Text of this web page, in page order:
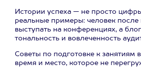
Истории успеха — не просто
реальные примеры: человек после
выступать на конференциях, а
тональность и вовлеченность
Советы по подготовке к занятиям
время и место, которое не